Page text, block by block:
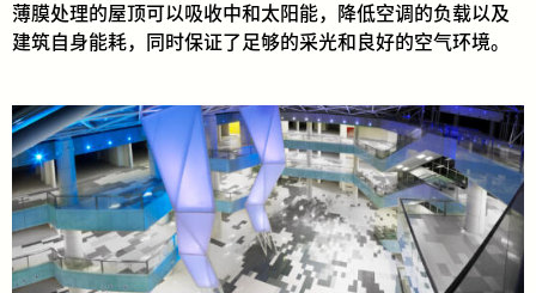
薄膜处理的屋顶可以吸收中和太阳能，降低空调的负载以及
建筑自身能耗，同时保证了足够的采光和良好的空气环境。